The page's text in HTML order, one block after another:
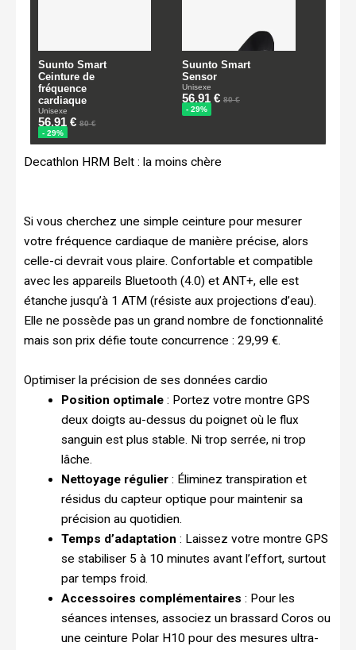
Decathlon HRM Belt : la moins chère
Si vous cherchez une simple ceinture pour mesurer
votre fréquence cardiaque de manière précise, alors
celle-ci devrait vous plaire. Confortable et compatible
avec les appareils Bluetooth (4.0) et ANT+, elle est
étanche jusqu’à 1 ATM (résiste aux projections d’eau).
Elle ne possède pas un grand nombre de fonctionnalité
mais son prix défie toute concurrence : 29,99 €.
Optimiser la précision de ses données cardio
Position optimale: Portez votre montre GPS
deux doigts au-dessus du poignet où le flux
sanguin est plus stable. Ni trop serrée, ni trop
lâche.
Nettoyage régulier: Éliminez transpiration et
résidus du capteur optique pour maintenir sa
précision au quotidien.
Temps d’adaptation : Laissez votre montre GPS
se stabiliser 5 à 10 minutes avant l’effort, surtout
par temps froid.
Accessoires complémentaires : Pour les
séances intenses, associez un brassard Coros ou
une ceinture Polar H10 pour des mesures ultra-